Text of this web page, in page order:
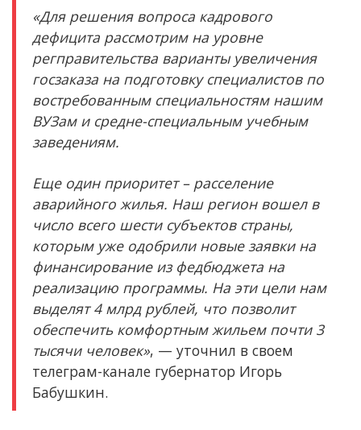
«Для решения вопроса кадрового
дефицита рассмотрим на уровне
регправительства варианты увеличения
госзаказа на подготовку специалистов по
востребованным специальностям нашим
ВУЗам и средне-специальным учебным
заведениям.
Еще один приоритет – расселение
аварийного жилья. Наш регион вошел в
число всего шести субъектов страны,
которым уже одобрили новые заявки на
финансирование из федбюджета на
реализацию программы. На эти цели нам
выделят 4 млрд рублей, что позволит
обеспечить комфортным жильем почти 3
тысячи человек», — уточнил в своем
телеграм-канале губернатор Игорь
Бабушкин.